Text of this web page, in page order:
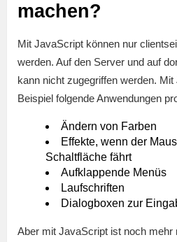
machen?
Mit JavaScript können nur
werden. Auf den Server und auf
kann nicht zugegriffen werden.
Beispiel folgende Anwendungen
Ändern von Farben
Effekte, wenn der
Schaltfläche fährt
Aufklappende Menüs
Laufschriften
Dialogboxen zur
Aber mit JavaScript ist noch mehr